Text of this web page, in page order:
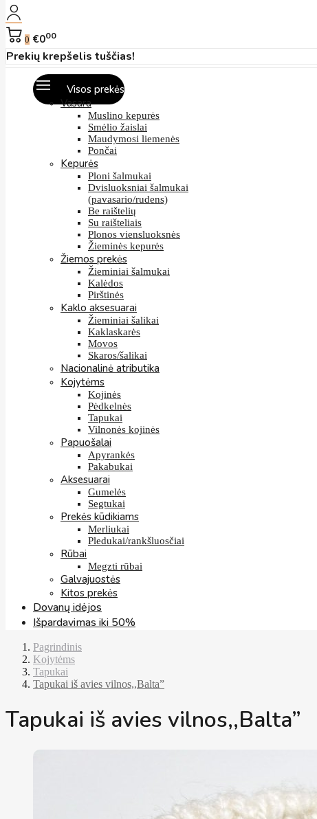
0 €000
Prekių krepšelis tuščias!
Visos prekės
Vasara
Muslino kepurės
Smėlio žaislai
Maudymosi liemenės
Pončai
Kepurės
Ploni šalmukai
Dvisluoksniai šalmukai
(pavasario/rudens)
Be raištelių
Su raišteliais
Plonos viensluoksnės
Žieminės kepurės
Žiemos prekės
Žieminiai šalmukai
Kalėdos
Pirštinės
Kaklo aksesuarai
Žieminiai šalikai
Kaklaskarės
Movos
Skaros/šalikai
Nacionalinė atributika
Kojytėms
Kojinės
Pėdkelnės
Tapukai
Vilnonės kojinės
Papuošalai
Apyrankės
Pakabukai
Aksesuarai
Gumelės
Segtukai
Prekės kūdikiams
Merliukai
Pledukai/rankšluosčiai
Rūbai
Megzti rūbai
Galvajuostės
Kitos prekės
Dovanų idėjos
Išpardavimas iki 50%
Pagrindinis
Kojytėms
Tapukai
Tapukai iš avies vilnos,,Balta”
Tapukai iš avies vilnos,,Balta”